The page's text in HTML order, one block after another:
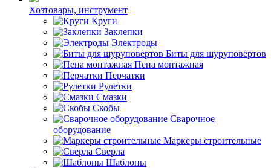
Хозтовары, инструмент
Круги
Заклепки
Электроды
Биты для шуруповертов
Пена монтажная
Перчатки
Рулетки
Смазки
Скобы
Сварочное
оборудование
Маркеры строительные
Сверла
Шаблоны